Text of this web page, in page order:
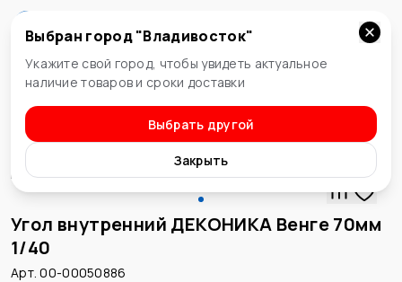
Владивосток
Выбран город "Владивосток"
Укажите свой город, чтобы увидеть актуальное
наличие товаров и сроки доставки
Выбрать другой
Закрыть
Плинтус
Угол внутренний ДЕКОНИКА Венге 70мм
1/40
Арт. 00-00050886